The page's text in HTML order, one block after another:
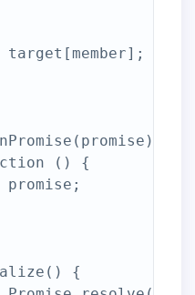
target[member];
{
() {
promise;
{